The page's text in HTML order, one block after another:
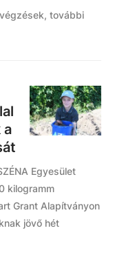
további
a
Egyesület
kilogramm
Grant Alapítványon
jövő hét